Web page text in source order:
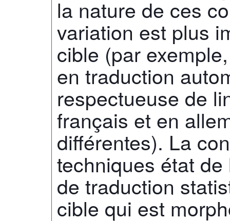
la nature de ces
variation est plus
cible (par
en traduction
respectueuse de
français et en
différentes). La
techniques état de
de traduction
cible qui est